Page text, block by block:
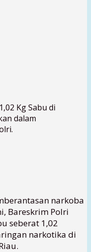
Kg Sabu di
dalam
narkoba
Bareskrim Polri
seberat 1,02
narkotika di